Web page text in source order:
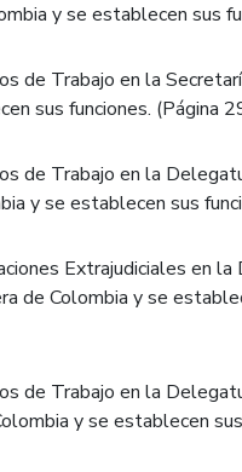
y se establecen sus
de Trabajo en la
sus funciones. (Página
de Trabajo en la
y se establecen sus
Extrajudiciales en
de Colombia y se
de Trabajo en la
y se establecen